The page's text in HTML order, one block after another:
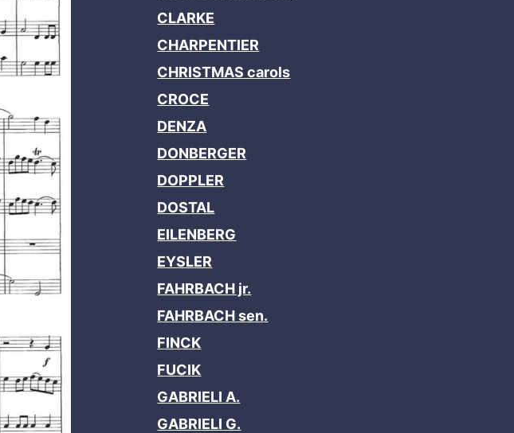
CLARKE
CHARPENTIER
CHRISTMAS carols
CROCE
DENZA
DONBERGER
DOPPLER
DOSTAL
EILENBERG
EYSLER
FAHRBACH jr.
FAHRBACH sen.
FINCK
FUCIK
GABRIELI A.
GABRIELI G.